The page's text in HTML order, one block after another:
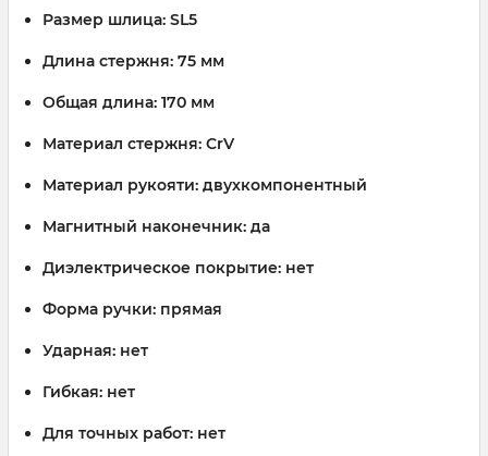
Размер шлица: SL5
Длина стержня: 75 мм
Общая длина: 170 мм
Материал стержня: CrV
Материал рукояти: двухкомпонентный
Магнитный наконечник: да
Диэлектрическое покрытие: нет
Форма ручки: прямая
Ударная: нет
Гибкая: нет
Для точных работ: нет